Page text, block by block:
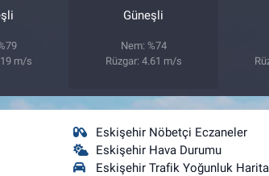
m/s
Güneşli
Nem: %74
Rüzgar: 4.61 m/s
Eskişehir Nöbetçi Eczaneler
Eskişehir Hava Durumu
Eskişehir Trafik Yoğunluk